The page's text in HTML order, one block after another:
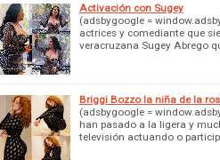
Activación con Sugey
(adsbygoogle =
actrices y comediante que
veracruzana Sugey Abrego
Briggi Bozzo la niña de la
(adsbygoogle =
han pasado a la ligera y
televisión actuando o